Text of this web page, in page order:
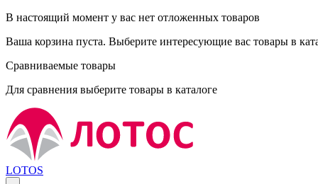
В настоящий момент у вас нет отложенных товаров
Ваша корзина пуста. Выберите интересующие вас товары в
Сравниваемые товары
Для сравнения выберите товары в каталоге
LOTOS